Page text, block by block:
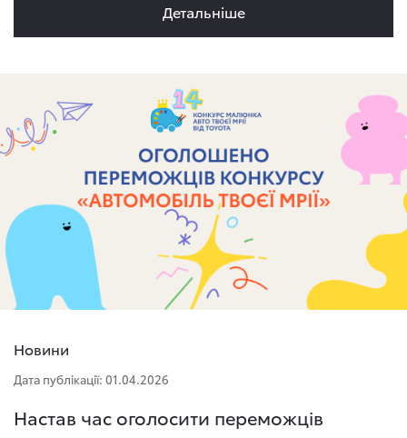
Детальнiше
Новини
Дата публікації: 01.04.2026
Настав час оголосити переможців